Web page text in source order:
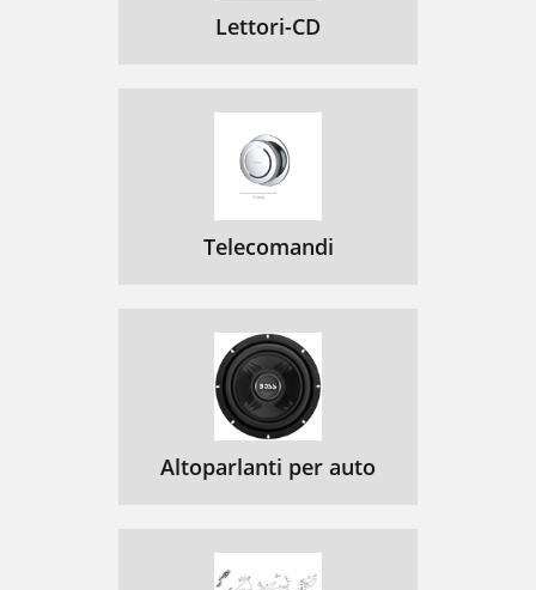
Lettori-CD
Telecomandi
Altoparlanti per auto